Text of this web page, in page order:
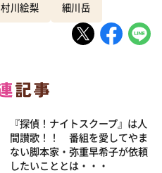
村川絵梨 細川岳
『探偵！ナイトスクープ』は人
間讃歌！！ 番組を愛してやま
ない脚本家・弥重早希子が依頼
したいこととは・・・